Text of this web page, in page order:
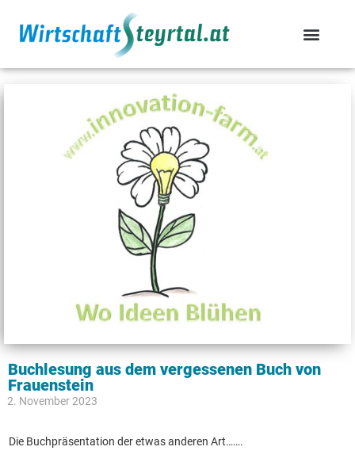
Buchlesung aus dem vergessenen Buch von
Frauenstein
2. November 2023
Die Buchpräsentation der etwas anderen Art…….